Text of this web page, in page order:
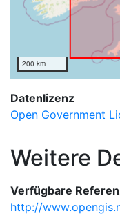
200 km
Datenlizenz
Open Government
Weitere
Verfügbare
http://